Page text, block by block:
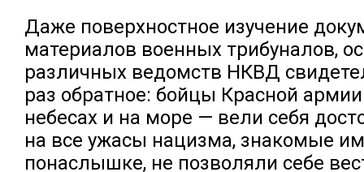
Даже поверхностное изучение
материалов военных трибуналов,
различных ведомств НКВД
раз обратное: бойцы Красной
небесах и на море — вели себя
на все ужасы нацизма, знакомые
понаслышке, не позволяли себе